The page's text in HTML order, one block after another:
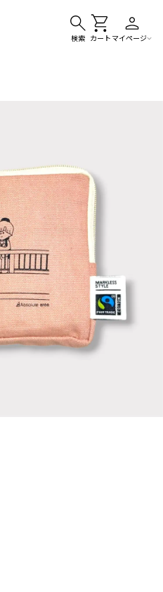
検索 カート マイページ